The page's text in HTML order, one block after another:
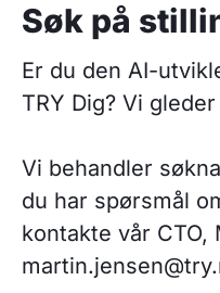
Søk på
Er du den AI-
TRY Dig? Vi
Vi behandler
du har spørsmål
kontakte vår CTO,